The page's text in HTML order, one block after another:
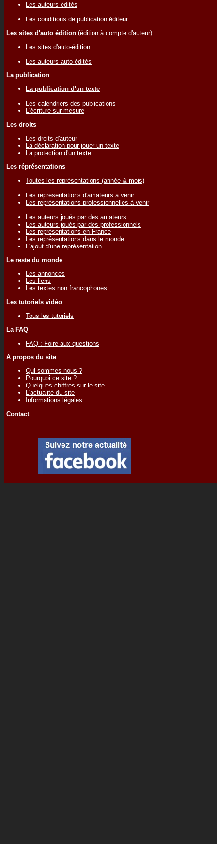
Les auteurs édités
Les conditions de publication éditeur
Les sites d'auto édition (édition à compte d'auteur)
Les sites d'auto-édition
Les auteurs auto-édités
La publication
La publication d'un texte
Les calendriers des publications
L'écriture sur mesure
Les droits
Les droits d'auteur
La déclaration pour jouer un texte
La protection d'un texte
Les réprésentations
Toutes les représentations (année & mois)
Les représentations d'amateurs à venir
Les représentations professionnelles à venir
Les auteurs joués par des amateurs
Les auteurs joués par des professionnels
Les représentations en France
Les représentations dans le monde
L'ajout d'une représentation
Le reste du monde
Les annonces
Les liens
Les textes non francophones
Les tutoriels vidéo
Tous les tutoriels
La FAQ
FAQ : Foire aux questions
A propos du site
Qui sommes nous ?
Pourquoi ce site ?
Quelques chiffres sur le site
L'actualité du site
Informations légales
Contact